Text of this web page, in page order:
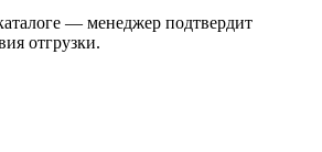
— менеджер подтвердит
отгрузки.